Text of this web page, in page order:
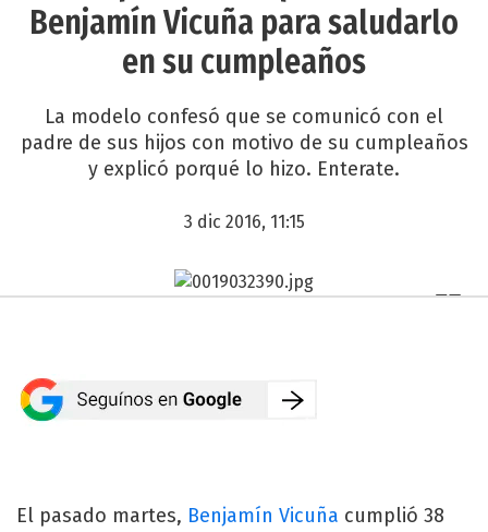
Benjamín Vicuña para saludarlo
en su cumpleaños
La modelo confesó que se comunicó con el
padre de sus hijos con motivo de su cumpleaños
y explicó porqué lo hizo. Enterate.
3 dic 2016, 11:15
El pasado martes, Benjamín Vicuña cumplió 38